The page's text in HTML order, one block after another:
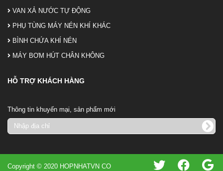
VAN XẢ NƯỚC TỰ ĐỘNG
PHỤ TÙNG MÁY NÉN KHÍ KHÁC
BÌNH CHỨA KHÍ NÉN
MÁY BƠM HÚT CHÂN KHÔNG
HỖ TRỢ KHÁCH HÀNG
Thông tin khuyến mại, sản phẩm mới
Copyright © 2020 HOPNHATVN CO